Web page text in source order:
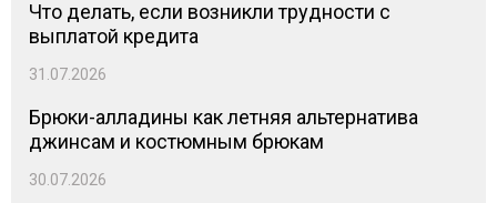
Что делать, если возникли трудности с
выплатой кредита
31.07.2026
Брюки-алладины как летняя альтернатива
джинсам и костюмным брюкам
30.07.2026